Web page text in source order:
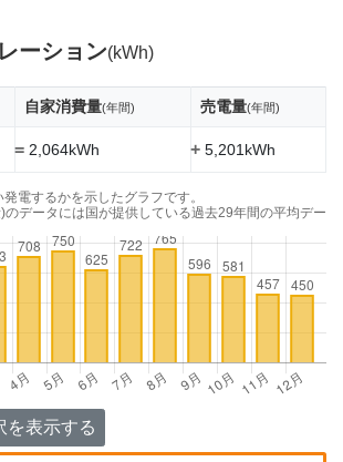
ーション(kWh)
自家消費量(年間) 売電量(年間)
=2,064kWh +5,201kWh
電するかを示したグラフです。
のデータには国が提供している過去29年間の平均デー
を表示する